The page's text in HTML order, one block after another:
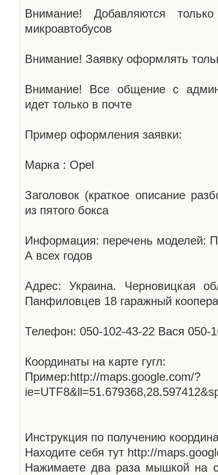
Внимание! Добавляются
микроавтобусов
Внимание! Заявку оформлять
Внимание! Все общение с
идет только в почте
Пример оформления заявки:
Марка : Opel
Заголовок (краткое описание
из пятого бокса
Информация: перечень моделей:
А всех годов
Адрес: Украина. Черновицкая
Панфиловцев 18 гаражный
Телефон: 050-102-43-22 Вася 050-
Координаты на карте гугл:
Пример:http://maps.google.com/?
Инструкция по получению
Находите себя тут http://
Нажимаете два раза мышкой на